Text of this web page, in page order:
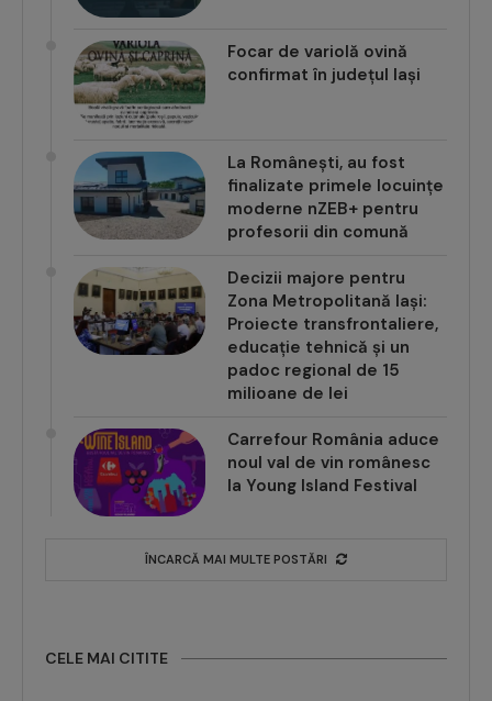
Focar de variolă ovină
confirmat în județul Iași
La Românești, au fost
finalizate primele locuințe
moderne nZEB+ pentru
profesorii din comună
Decizii majore pentru
Zona Metropolitană Iași:
Proiecte transfrontaliere,
educație tehnică și un
padoc regional de 15
milioane de lei
Carrefour România aduce
noul val de vin românesc
la Young Island Festival
ÎNCARCĂ MAI MULTE POSTĂRI
CELE MAI CITITE